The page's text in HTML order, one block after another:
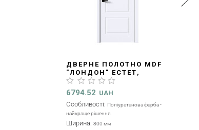
ДВЕРНЕ ПОЛОТНО MDF
"АЛЬФА" ЕСТЕТ,
2000X800X40MM
(D00000326)
6139.2 UAH
Ширина:800 мм
Товщина:40 мм
Колір:Білий мат